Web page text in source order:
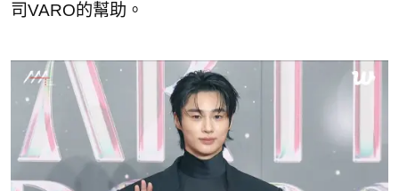
司VARO的幫助。